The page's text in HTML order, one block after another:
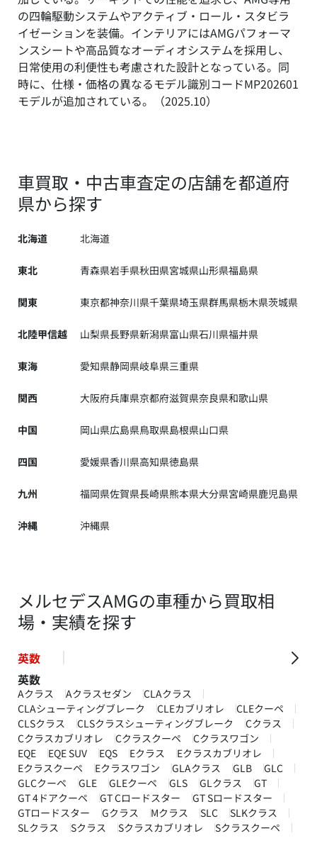
の四輪駆動システムやアクティブ・ロール・スタビラ
イゼーションを装備。インテリアにはAMGパフォーマ
ンスシートや高品質なオーディオシステムを採用し、
日常使用の利便性も考慮された設計となっている。同
時に、仕様・価格の異なるモデル識別コードMP202601
モデルが追加されている。（2025.10）
車買取・中古車査定の店舗を都道府
県から探す
北海道 北海道
東北 青森県岩手県秋田県宮城県山形県福島県
関東 東京都神奈川県千葉県埼玉県群馬県栃木県茨城県
北陸甲信越 山梨県長野県新潟県富山県石川県福井県
東海 愛知県静岡県岐阜県三重県
関西 大阪府兵庫県京都府滋賀県奈良県和歌山県
中国 岡山県広島県鳥取県島根県山口県
四国 愛媛県香川県高知県徳島県
九州 福岡県佐賀県長崎県熊本県大分県宮崎県鹿児島県
沖縄 沖縄県
メルセデスAMGの車種から買取相
場・実績を探す
英数
英数
Aクラス Aクラスセダン
CLAクラス
CLAシューティングブレーク
CLEカブリオレ
CLEクーペ
CLSクラス
CLSクラスシューティングブレーク
Cクラス
Cクラスカブリオレ
Cクラスクーペ
Cクラスワゴン
EQE
EQE SUV EQS Eクラス
Eクラスカブリオレ
Eクラスクーペ
Eクラスワゴン GLAクラス GLB
GLC
GLCクーペ
GLE GLEクーペ GLS GLクラス
GT
GT 4ドアクーペ
GT Cロードスター
GT Sロードスター
GTロードスター
Gクラス Mクラス SLC
SLKクラス
SLクラス
Sクラス Sクラスカブリオレ Sクラスクーペ